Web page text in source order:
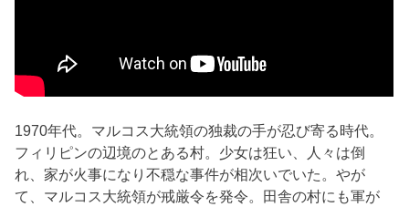
1970年代。マルコス大統領の独裁の手が忍び寄る時代。
フィリピンの辺境のとある村。少女は狂い、人々は倒
れ、家が火事になり不穏な事件が相次いでいた。やが
て、マルコス大統領が戒厳令を発令。田舎の村にも軍が